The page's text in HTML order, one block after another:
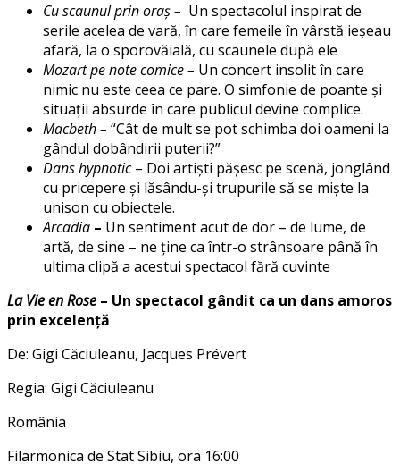
Cu scaunul prin oraș – Un spectacolul inspirat de
serile acelea de vară, în care femeile în vârstă ieșeau
afară, la o sporovăială, cu scaunele după ele
Mozart pe note comice – Un concert insolit în care
nimic nu este ceea ce pare. O simfonie de poante și
situații absurde în care publicul devine complice.
Macbeth – “Cât de mult se pot schimba doi oameni la
gândul dobândirii puterii?”
Dans hypnotic– Doi artiști pășesc pe scenă, jonglând
cu pricepere și lăsându-și trupurile să se miște la
unison cu obiectele.
Arcadia – Un sentiment acut de dor – de lume, de
artă, de sine – ne ține ca într-o strânsoare până în
ultima clipă a acestui spectacol fără cuvinte
La Vie en Rose – Un spectacol gândit ca un dans amoros
prin excelență
De: Gigi Căciuleanu, Jacques Prévert
Regia: Gigi Căciuleanu
România
Filarmonica de Stat Sibiu, ora 16:00